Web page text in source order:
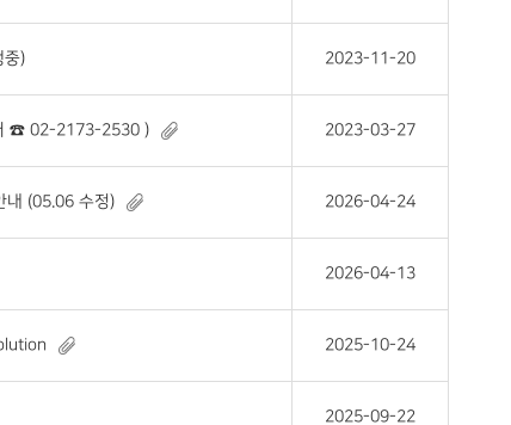
중) 2023-11-20
☎ 02-2173-2530 ) 2023-03-27
내 (05.06 수정) 2026-04-24
2026-04-13
2025-10-24
2025-09-22